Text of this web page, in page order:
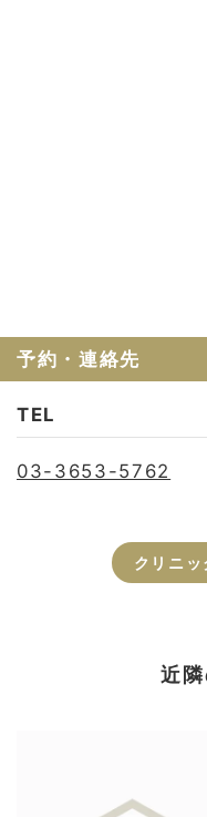
予約・連絡先
TEL
03-3653-5762
クリニ
近